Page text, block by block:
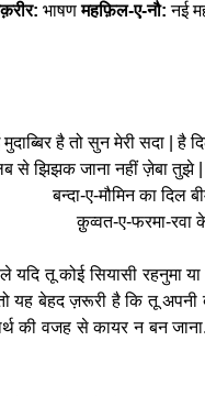
भाषणमहफ़िल-ए-नौ:नई
है तो सुन मेरी सदा | है
से झिझक जाना नहीं ज़ेबा तुझे
बन्दा-ए-मौमिन का दिल
क़ुव्वत-ए-फरमा-रवा
तू कोई सियासी रहनुमा
यह बेहद ज़रूरी है कि तू
की वजह से कायर न बन